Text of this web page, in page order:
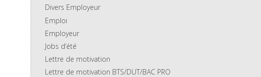
Divers Employeur
Emploi
Employeur
Jobs d’été
Lettre de motivation
Lettre de motivation BTS/DUT/BAC PRO